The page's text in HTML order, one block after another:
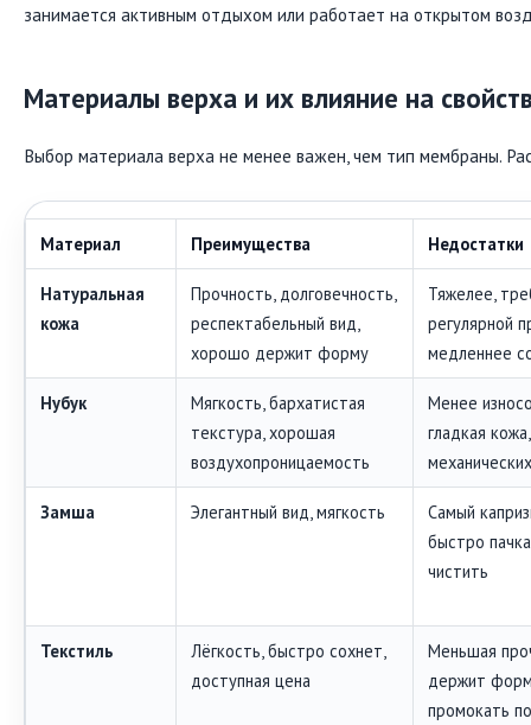
занимается активным отдыхом или работает на открытом
Материалы верха и их влияние на
Выбор материала верха не менее важен, чем тип мембраны.
Материал Преимущества Недостатки
Натуральная
кожа
Прочность, долговечность,
респектабельный вид,
хорошо держит форму
Тяжелее,
регулярной
медленнее
Нубук
Мягкость, бархатистая
текстура, хорошая
воздухопроницаемость
Менее
гладкая
Замша Элегантный вид, мягкость
Самый
быстро
чистить
Текстиль
Лёгкость, быстро сохнет,
доступная цена
Меньшая
держит
промокать